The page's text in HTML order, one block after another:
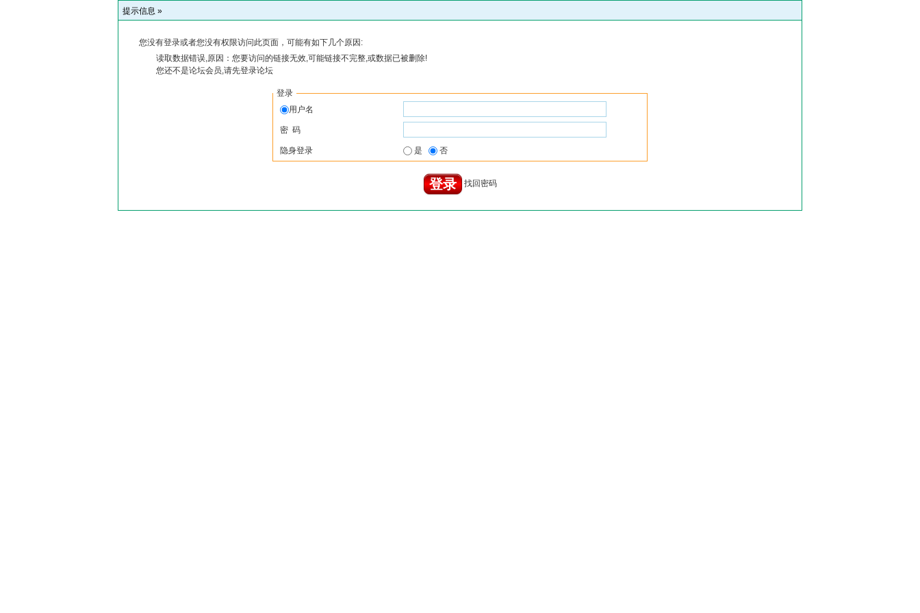
提示信息 »
您没有登录或者您没有权限访问此页面，可能有如下几个原因:
读取数据错误,原因：您要访问的链接无效,可能链接不完整,或数据已被删除!
您还不是论坛会员,请先登录论坛
登录
用户名
密 码
隐身登录 是 否
找回密码